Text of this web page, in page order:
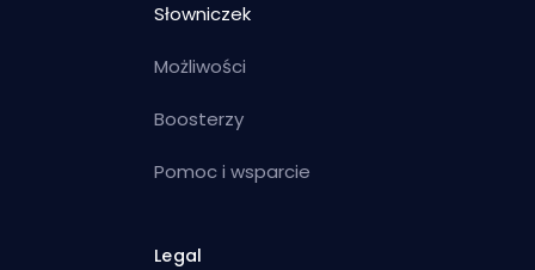
Słowniczek
Możliwości
Boosterzy
Pomoc i wsparcie
Legal